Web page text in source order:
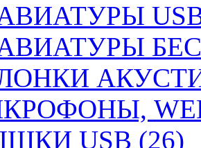
USB (26)